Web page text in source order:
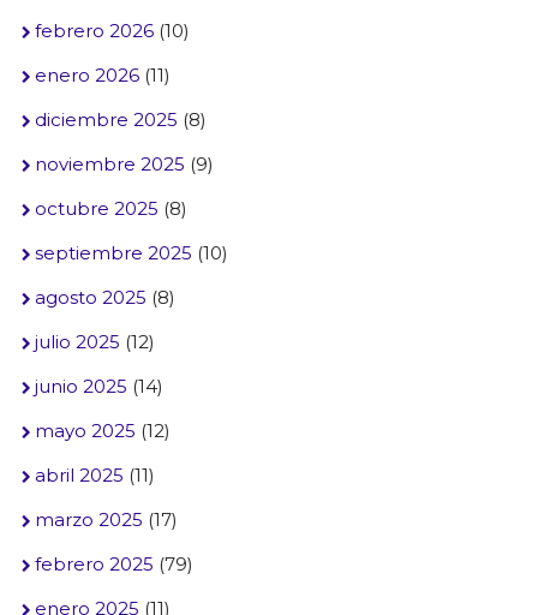
febrero 2026(10)
enero 2026(11)
diciembre 2025 (8)
noviembre 2025 (9)
octubre 2025 (8)
septiembre 2025 (10)
agosto 2025 (8)
julio 2025 (12)
junio 2025 (14)
mayo 2025 (12)
abril 2025 (11)
marzo 2025 (17)
febrero 2025 (79)
enero 2025 (11)